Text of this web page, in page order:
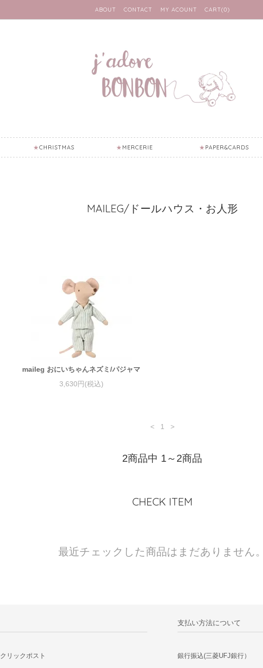
ABOUT CONTACT MY ACOUNT CART(0)
CHRISTMAS MERCERIE PAPER&CARDS
MAILEG/ドールハウス・お人形
maileg おにいちゃんネズミ/パジャマ
3,630円(税込)
< 1 >
2商品中 1～2商品
CHECK ITEM
最近チェックした商品はまだありません。
クリックポスト
支払い方法について
銀行振込(三菱UFJ銀行）